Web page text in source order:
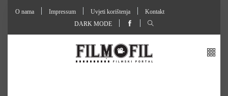
O nama Impressum Uvjeti korištenja
Kontakt
DARK MODE